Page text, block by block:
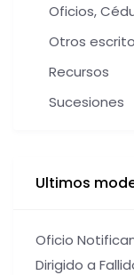
Oficios,
Otros
Recursos
Sucesiones
Ultimos
Oficio
Dirigido a